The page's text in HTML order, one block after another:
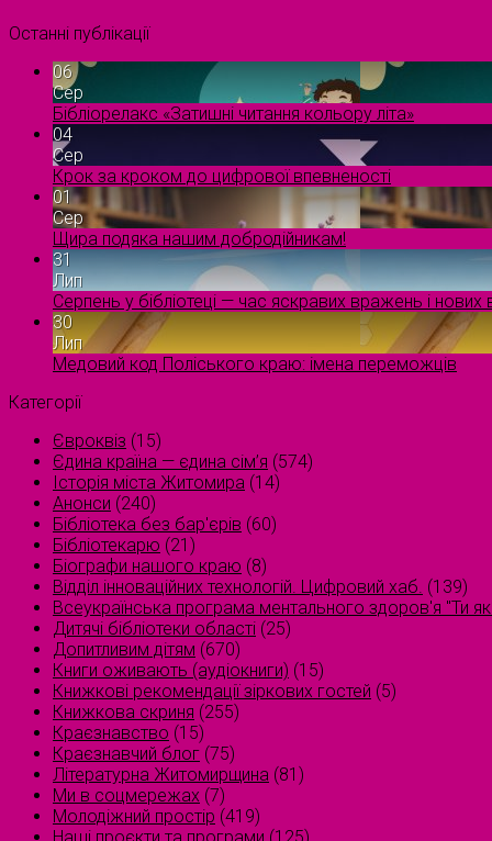
Останні публікації
06
Сер
Бібліорелакс «Затишні читання кольору літа»
04
Сер
Крок за кроком до цифрової впевненості
01
Сер
Щира подяка нашим добродійникам!
31
Лип
Серпень у бібліотеці — час яскравих вражень і нових
30
Лип
Медовий код Поліського краю: імена переможців
Категорії
Євроквіз (15)
Єдина країна — єдина сім’я (574)
Історія міста Житомира (14)
Анонси (240)
Бібліотека без бар'єрів (60)
Бібліотекарю (21)
Біографи нашого краю (8)
Відділ інноваційних технологій. Цифровий хаб. (139)
Всеукраїнська програма ментального здоров'я "Ти
Дитячі бібліотеки області (25)
Допитливим дітям (670)
Книги оживають (аудіокниги) (15)
Книжкові рекомендації зіркових гостей (5)
Книжкова скриня (255)
Краєзнавство (15)
Краєзнавчий блог (75)
Літературна Житомирщина (81)
Ми в соцмережах (7)
Молодіжний простір (419)
Наші проєкти та програми (125)